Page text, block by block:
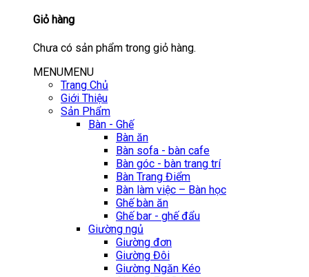
Giỏ hàng
Chưa có sản phẩm trong giỏ hàng.
MENUMENU
Trang Chủ
Giới Thiệu
Sản Phẩm
Bàn - Ghế
Bàn ăn
Bàn sofa - bàn cafe
Bàn góc - bàn trang trí
Bàn Trang Điểm
Bàn làm việc – Bàn học
Ghế bàn ăn
Ghế bar - ghế đẩu
Giường ngủ
Giường đơn
Giường Đôi
Giường Ngăn Kéo